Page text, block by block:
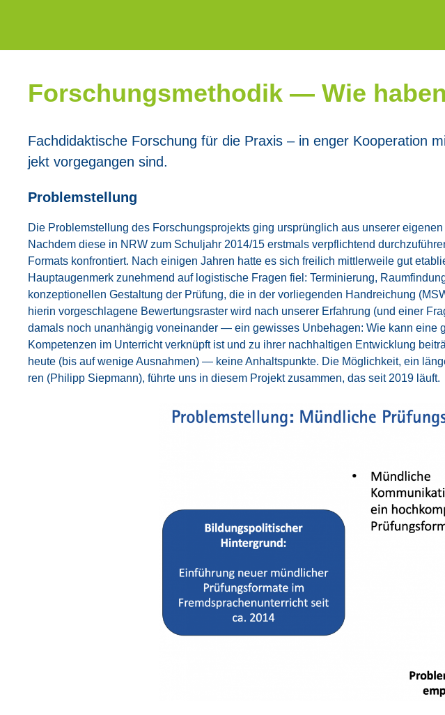
For­schungs­me­tho­dik — Wie
Fach­di­dak­ti­sche For­schung für die Pra­xis – in enger Koope­ra­ti­on
jekt vor­ge­gan­gen sind.
Pro­blem­stel­lung
Die Pro­blem­stel­lung des For­schungs­pro­jekts ging ursprüng­lich aus unse­rer
Nach­dem die­se in NRW zum Schul­jahr 2014/15 erst­mals ver­pflich­tend
For­mats kon­fron­tiert. Nach eini­gen Jah­ren hat­te es sich frei­lich mitt­ler­wei­le gut
Haupt­au­gen­merk zuneh­mend auf logis­ti­sche Fra­gen fiel: Ter­mi­nie­rung,
kon­zep­tio­nel­len Gestal­tung der Prü­fung, die in der vor­lie­gen­den Hand­rei­chung
hier­in vor­ge­schla­ge­ne Bewer­tungs­ras­ter wird nach unse­rer Erfah­rung (und einer
damals noch unan­hän­gig von­ein­an­der — ein gewis­ses Unbe­ha­gen: Wie kann
Kom­pe­ten­zen im Unter­richt ver­knüpft ist und zu ihrer nach­hal­ti­gen Ent­wick­lung
heu­te (bis auf weni­ge Aus­nah­men) — kei­ne Anhalts­punk­te. Die Mög­lich­keit, ein
ren (Phil­ipp Siep­mann), führ­te uns in die­sem Pro­jekt zusam­men, das seit 2019 läuft.